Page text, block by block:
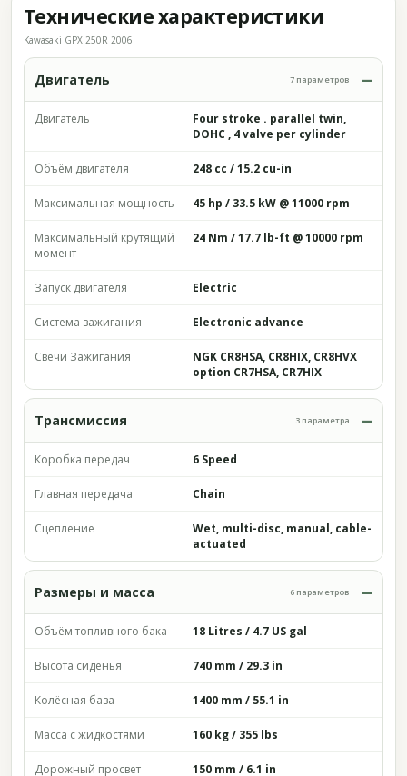
Технические характеристики
Kawasaki GPX 250R 2006
Двигатель 7 параметров
Двигатель
Four stroke . parallel twin,
DOHC , 4 valve per cylinder
Объём двигателя 248 cc / 15.2 cu-in
Максимальная мощность 45 hp / 33.5 kW @ 11000 rpm
Максимальный крутящий
момент
24 Nm / 17.7 lb-ft @ 10000 rpm
Запуск двигателя Electric
Система зажигания Electronic advance
Свечи Зажигания
NGK CR8HSA, CR8HIX, CR8HVX
option CR7HSA, CR7HIX
Трансмиссия 3 параметра
Коробка передач 6 Speed
Главная передача Chain
Сцепление
Wet, multi-disc, manual, cable-
actuated
Размеры и масса 6 параметров
Объём топливного бака 18 Litres / 4.7 US gal
Высота сиденья 740 mm / 29.3 in
Колёсная база 1400 mm / 55.1 in
Масса с жидкостями 160 kg / 355 lbs
Дорожный просвет 150 mm / 6.1 in